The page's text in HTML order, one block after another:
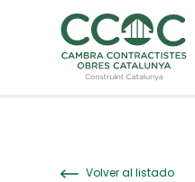
Volver al listado